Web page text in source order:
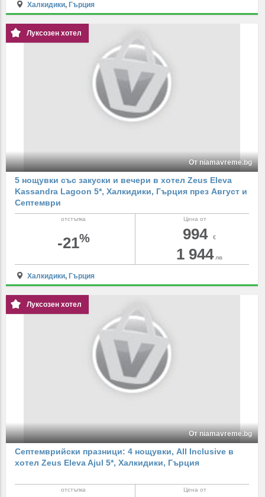
Халкидики, Гърция
Луксозен хотел
От niamavreme.bg
5 нощувки със закуски и вечери в хотел Zeus Eleva
Kassandra Lagoon 5*, Халкидики, Гърция през Август и
Септември
Цена от
994 €
1 944 лв
отстъпка
-21%
Халкидики, Гърция
Луксозен хотел
От niamavreme.bg
Септемврийски празници: 4 нощувки, All Inclusive в
хотел Zeus Eleva Ajul 5*, Халкидики, Гърция
Цена от
отстъпка